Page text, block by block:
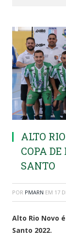
ALTO
COPA
SANTO
POR PMARN EM 17
Alto Rio Novo
Santo 2022.